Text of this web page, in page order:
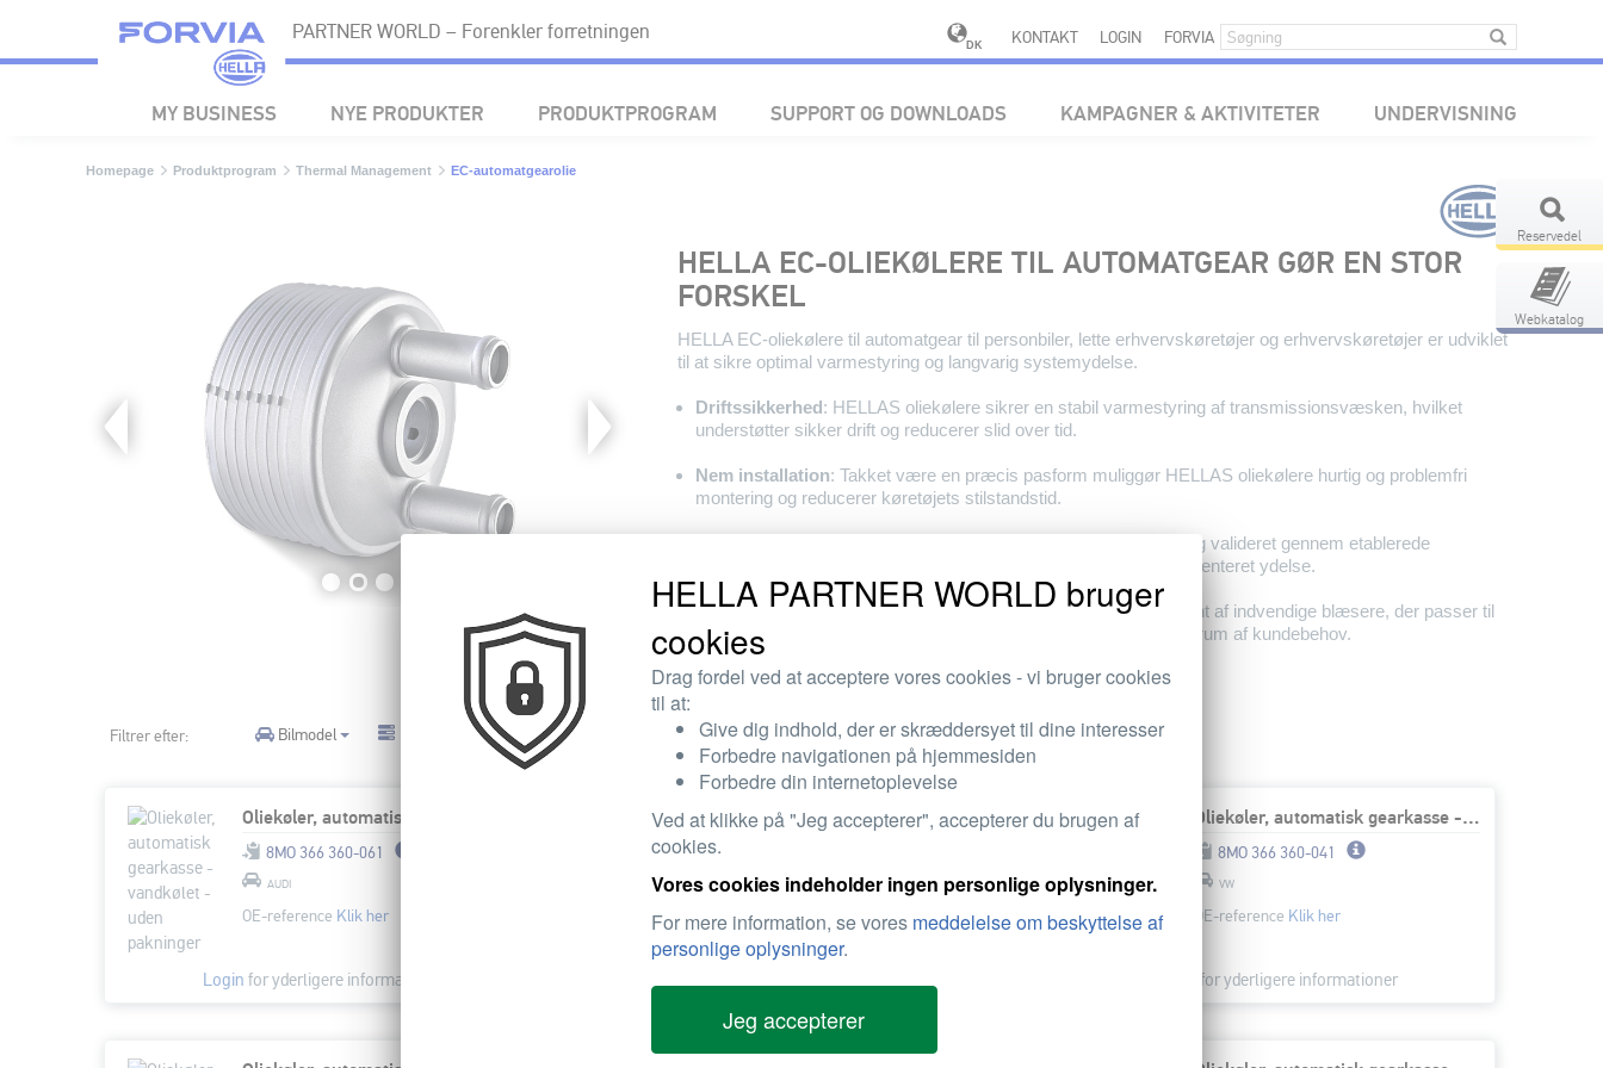
PARTNER WORLD – Forenkler forretningen
DK KONTAKT LOGIN FORVIA
MY BUSINESS NYE PRODUKTER PRODUKTPROGRAM SUPPORT OG DOWNLOADS KAMPAGNER & AKTIVITETER UNDERVISNING
Homepage Produktprogram Thermal Management EC-automatgearolie
HELLA EC-OLIEKØLERE TIL AUTOMATGEAR GØR EN STOR
FORSKEL
HELLA EC-oliekølere til automatgear til personbiler, lette erhvervskøretøjer og erhvervskøretøjer er udviklet
til at sikre optimal varmestyring og langvarig systemydelse.
Driftssikkerhed: HELLAS oliekølere sikrer en stabil varmestyring af transmissionsvæsken, hvilket
understøtter sikker drift og reducerer slid over tid.
Nem installation: Takket være en præcis pasform muliggør HELLAS oliekølere hurtig og problemfri
montering og reducerer køretøjets stilstandstid.
: HELLAS oliekølere er testet på interne testbænke og valideret gennem etablerede
procedurer og leverandørkontroller og leverer en ensartet, dokumenteret ydelse.
Omfattende produktsortiment: HELLA tilbyder et bredt sortiment af indvendige blæsere, der passer til
forskellige bilmærker og modeller, og som opfylder et bredt spektrum af kundebehov.
Filtrer efter: Bilmodel Produktkategori Nulstil filter
8MO 366 360-061
AUDI
OE-reference Klik her
Login for yderligere informationer
Oliekøler, automatisk gearkasse - vandkølet - med pakninger
MERCEDES-BENZ
OE-referenceKlik her
Oliekøler, automatisk gearkasse - vandkølet - med pakninger
8MO 366 360-041
VW
OE-reference Klik her
for yderligere informationer
HELLA PARTNER WORLD bruger
cookies
Drag fordel ved at acceptere vores cookies - vi bruger cookies
til at:
Give dig indhold, der er skræddersyet til dine interesser
Forbedre navigationen på hjemmesiden
Forbedre din internetoplevelse
Ved at klikke på "Jeg accepterer", accepterer du brugen af
cookies.
Vores cookies indeholder ingen personlige oplysninger.
For mere information, se vores meddelelse om beskyttelse af
personlige oplysninger.
Jeg accepterer
Reservedel
Webkatalog